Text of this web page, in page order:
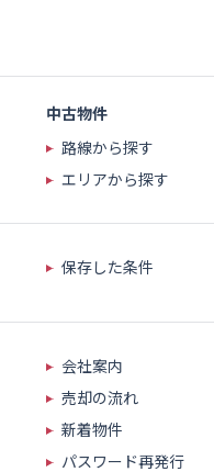
中古物件
路線から探す
エリアから探す
保存した条件
会社案内
売却の流れ
新着物件
パスワード再発行